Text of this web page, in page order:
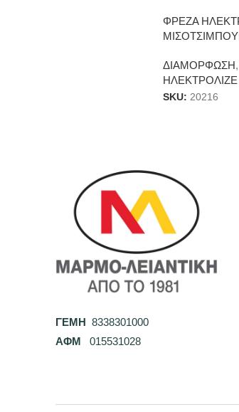
ΦΡΕΖΑ
ΔΙΑΜΟΡΦΩΣΗ,
ΗΛΕΚΤΡΟΛΙΖΕ
SKU: 20216
ΓΕΜΗ 8338301000
ΑΦΜ 015531028